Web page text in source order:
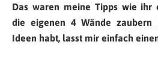
Das waren meine Tipps wie ihr
die eigenen 4 Wände zaubern
Ideen habt, lasst mir einfach